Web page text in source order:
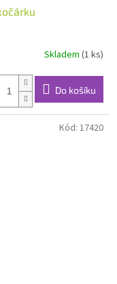
Skladem (1 ks)
Do košíku
Kód: 17420